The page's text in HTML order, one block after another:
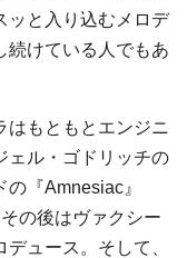
ッと入り込むメロデ
続けている人でもあ
もともとエンジニ
ェル・ゴドリッチの
『Amnesiac』
の後はヴァクシー
ュース。そして、